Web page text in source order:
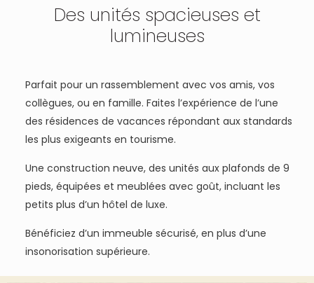
Des unités spacieuses et
lumineuses
Parfait pour un rassemblement avec vos amis, vos
collègues, ou en famille. Faites l’expérience de l’une
des résidences de vacances répondant aux standards
les plus exigeants en tourisme.
Une construction neuve, des unités aux plafonds de 9
pieds, équipées et meublées avec goût, incluant les
petits plus d’un hôtel de luxe.
Bénéficiez d’un immeuble sécurisé, en plus d’une
insonorisation supérieure.